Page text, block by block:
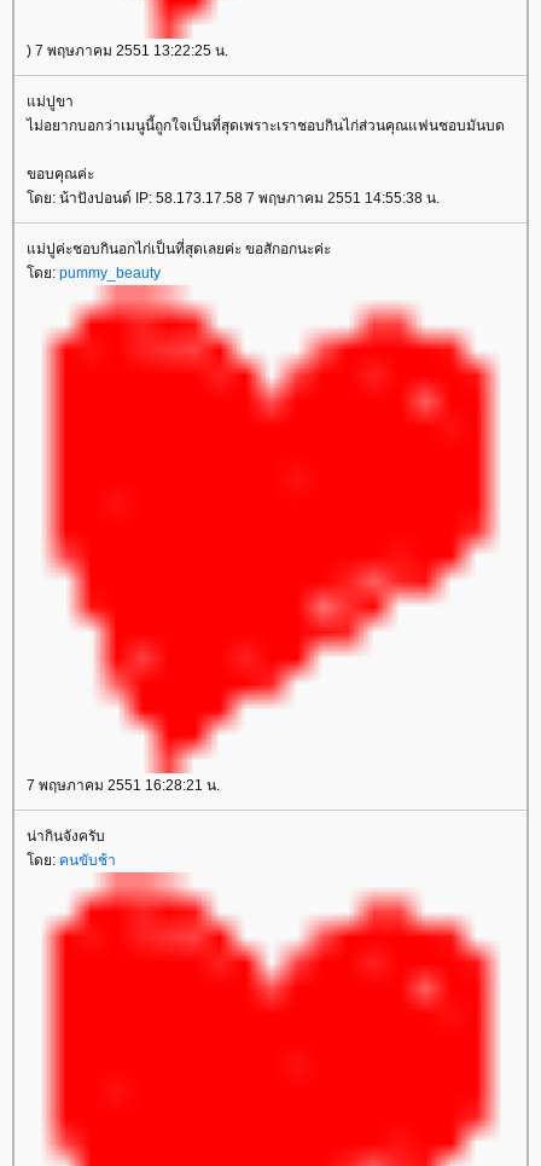
) 7 พฤษภาคม 2551 13:22:25 น.
ม่ปูขา
ไม่อยากบอกว่าเมนูนี้ถูกใจเป็นที่สุดเพราะเราชอบกินไก่ส่วนคุณแฟนชอบมันบด
ขอบคุณค่ะ
ดย: น้าปังปอนด์ IP: 58.173.17.58 7 พฤษภาคม 2551 14:55:38 น.
ม่ปูค่ะชอบกินอกไก่เป็นที่สุดเลยค่ะ ขอสักอกนะค่ะ
ดย: pummy_beauty
7 พฤษภาคม 2551 16:28:21 น.
น่ากินจังครับ
ดย: คนขับช้า